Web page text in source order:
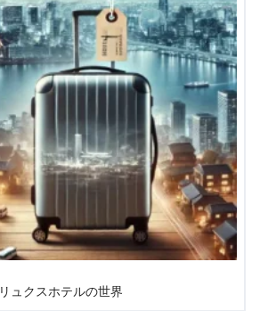
リュクスホテルの世界